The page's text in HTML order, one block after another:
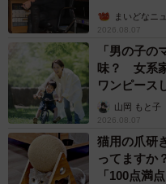
まいどなニ
2026.08.07
「男の子
味？ 女系
ワンピース
へんが…
山岡 もと子
2026.08.07
猫用の爪研
ってますか
「100点満